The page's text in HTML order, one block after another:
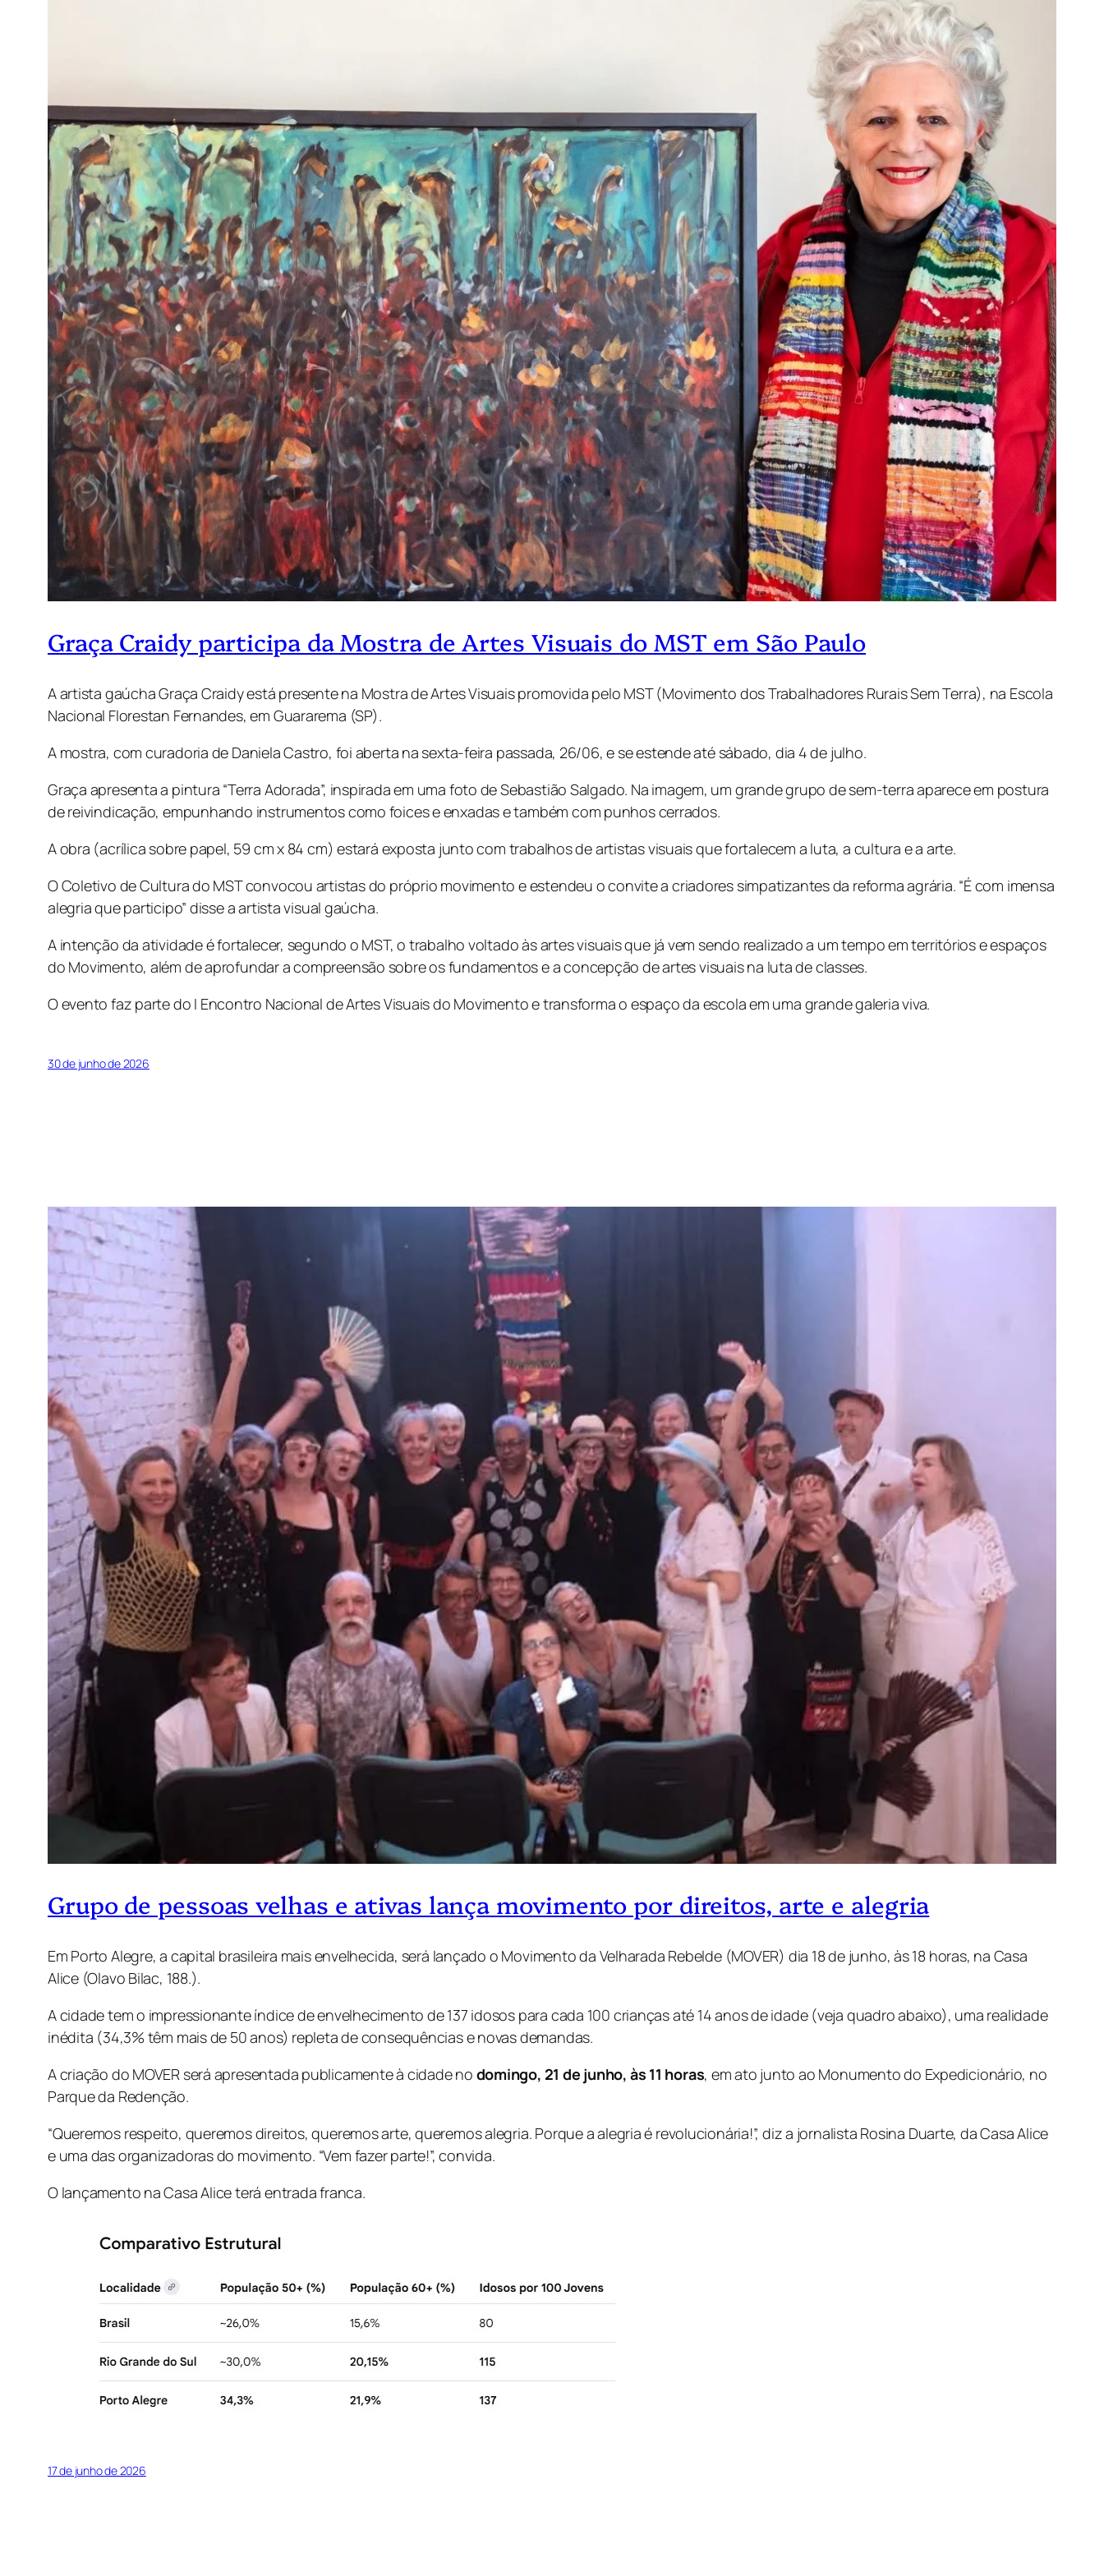
Graça Craidy participa da Mostra de Artes Visuais do MST em São Paulo
A artista gaúcha Graça Craidy está presente na Mostra de Artes Visuais promovida pelo MST (Movimento dos Trabalhadores Rurais Sem Terra), na Escola
Nacional Florestan Fernandes, em Guararema (SP).
A mostra, com curadoria de Daniela Castro, foi aberta na sexta-feira passada, 26/06, e se estende até sábado, dia 4 de julho.
Graça apresenta a pintura “Terra Adorada”, inspirada em uma foto de Sebastião Salgado. Na imagem, um grande grupo de sem-terra aparece em postura
de reivindicação, empunhando instrumentos como foices e enxadas e também com punhos cerrados.
A obra (acrílica sobre papel, 59 cm x 84 cm) estará exposta junto com trabalhos de artistas visuais que fortalecem a luta, a cultura e a arte.
O Coletivo de Cultura do MST convocou artistas do próprio movimento e estendeu o convite a criadores simpatizantes da reforma agrária. “É com imensa
alegria que participo” disse a artista visual gaúcha.
A intenção da atividade é fortalecer, segundo o MST, o trabalho voltado às artes visuais que já vem sendo realizado a um tempo em territórios e espaços
do Movimento, além de aprofundar a compreensão sobre os fundamentos e a concepção de artes visuais na luta de classes.
O evento faz parte do I Encontro Nacional de Artes Visuais do Movimentoe transforma o espaço da escola em uma grande galeria viva.
30 de junho de 2026
Grupo de pessoas velhas e ativas lança movimento por direitos, arte e alegria
Em Porto Alegre, a capital brasileira mais envelhecida, será lançado o Movimento da Velharada Rebelde (MOVER) dia 18 de junho, às 18 horas, na Casa
Alice (Olavo Bilac, 188.).
A cidade tem o impressionante índice de envelhecimento de 137 idosos para cada 100 crianças até 14 anos de idade (veja quadro abaixo), uma realidade
inédita (34,3% têm mais de 50 anos) repleta de consequências e novas demandas.
A criação do MOVER será apresentada publicamente à cidade no domingo, 21 de junho, às 11 horas, em ato junto ao Monumento do Expedicionário, no
Parque da Redenção.
“Queremos respeito, queremos direitos, queremos arte, queremos alegria. Porque a alegria é revolucionária!”, diz a jornalista Rosina Duarte, da Casa Alice
e uma das organizadoras do movimento. “Vem fazer parte!”, convida.
O lançamento na Casa Alice terá entrada franca.
17 de junho de 2026